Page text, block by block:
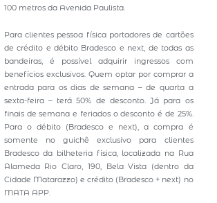
100 metros da Avenida Paulista.
Para clientes pessoa física portadores de cartões
de crédito e débito Bradesco e next, de todas as
bandeiras, é possível adquirir ingressos com
benefícios exclusivos. Quem optar por comprar a
entrada para os dias de semana – de quarta a
sexta-feira – terá 50% de desconto. Já para os
finais de semana e feriados o desconto é de 25%.
Para o débito (Bradesco e next), a compra é
somente no guichê exclusivo para clientes
Bradesco da bilheteria física, localizada na Rua
Alameda Rio Claro, 190, Bela Vista (dentro da
Cidade Matarazzo) e crédito (Bradesco + next) no
MATA APP.